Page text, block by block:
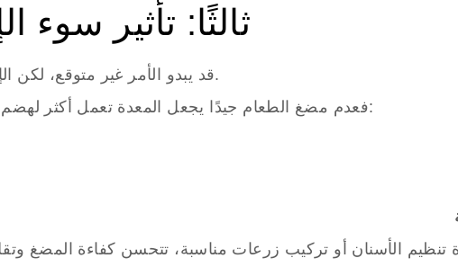
ثالثًا: تأثير
قد يبدو الأمر غير متوقع، لكنفعلي.
فعدم مضغ الطعام جيدًا يجعل المعدة تعمل أكثر لهضم أجزاء كبيرة من الطعام، مما يؤدي إلى: